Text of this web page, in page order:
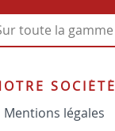
toute la gamme
SOCIÉTÉ
Mentions légales